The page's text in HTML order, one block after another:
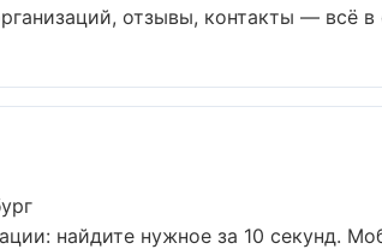
отзывы, контакты — всё
найдите нужное за 10 секунд.